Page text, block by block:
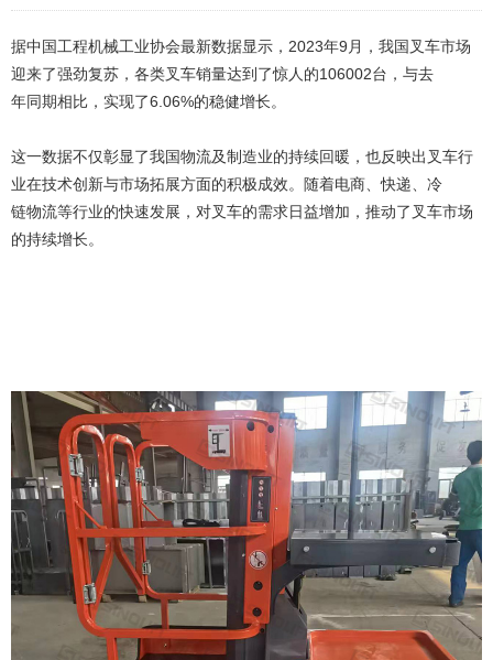
据中国工程机械工业协会最新数据显示，2023年9月，我国叉车市场
迎来了强劲复苏，各类叉车销量达到了惊人的106002台，与去
年同期相比，实现了6.06%的稳健增长。
这一数据不仅彰显了我国物流及制造业的持续回暖，也反映出叉车行
业在技术创新与市场拓展方面的积极成效。随着电商、快递、冷
链物流等行业的快速发展，对叉车的需求日益增加，推动了叉车市场
的持续增长。